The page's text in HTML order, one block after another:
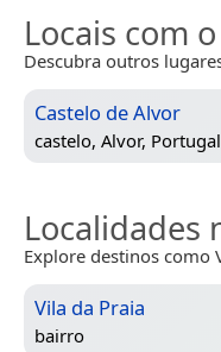
Locais com
Descubra outros
Castelo de Alvor
castelo, Alvor, Portugal
Localidades
Explore destinos como
Vila da Praia
bairro